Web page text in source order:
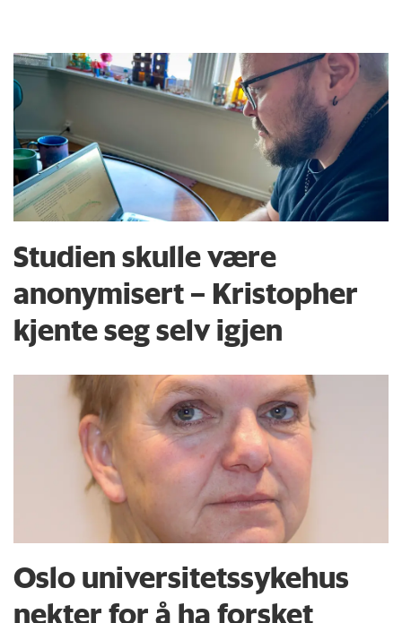
Studien skulle være
anonymisert – Kristopher
kjente seg selv igjen
Oslo universitets­sykehus
nekter for å ha forsket